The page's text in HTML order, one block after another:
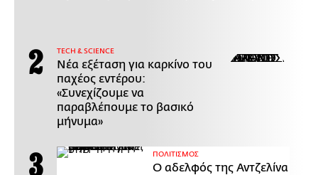
ΤECH & SCIENCE
Νέα εξέταση για καρκίνο του
παχέος εντέρου:
«Συνεχίζουμε να
παραβλέπουμε το βασικό
μήνυμα»
ΠΟΛΙΤΙΣΜΟΣ
Ο αδελφός της Αντζελίνα